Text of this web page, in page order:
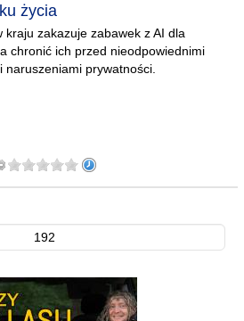
życia
kraju zakazuje zabawek z AI dla
chronić ich przed nieodpowiednimi
prywatności.
192